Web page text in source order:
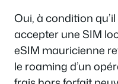
Oui, à condition
accepter une SIM
eSIM mauricienne
le roaming d’un